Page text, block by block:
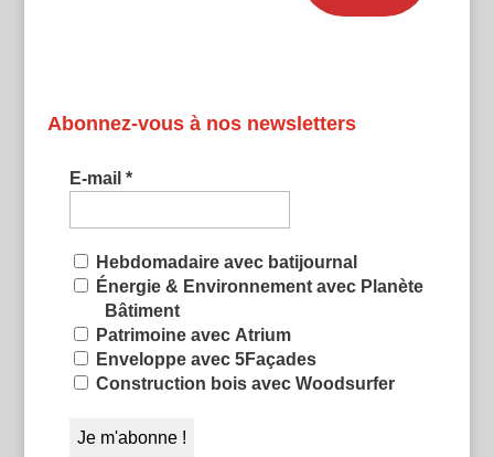
Abonnez-vous à nos newsletters
E-mail *
Hebdomadaire avec batijournal
Énergie & Environnement avec Planète
Bâtiment
Patrimoine avec Atrium
Enveloppe avec 5Façades
Construction bois avec Woodsurfer